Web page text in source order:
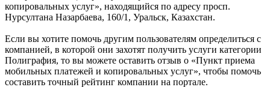
копировальных услуг», находящийся по адресу просп.
Нурсултана Назарбаева, 160/1, Уральск, Казахстан.
Если вы хотите помочь другим пользователям определиться с
компанией, в которой они захотят получить услуги категории
Полиграфия, то вы можете оставить отзыв о «Пункт приема
мобильных платежей и копировальных услуг», чтобы помочь
составить точный рейтинг компании на портале.